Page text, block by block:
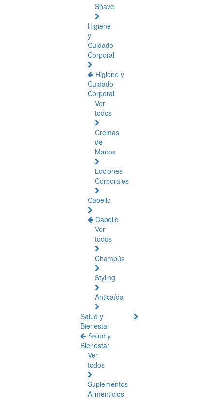
Shave
Higiene
y
Cuidado
Corporal
Higiene y
Cuidado
Corporal
Ver
todos
Cremas
de
Manos
Lociones
Corporales
Cabello
Cabello
Ver
todos
Champús
Styling
Anticaída
Salud y
Bienestar
Salud y
Bienestar
Ver
todos
Suplementos
Alimenticios